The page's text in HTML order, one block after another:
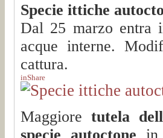
Specie ittiche
Dal 25 marzo entra
acque interne.
cattura.
inShare
Maggiore tutela